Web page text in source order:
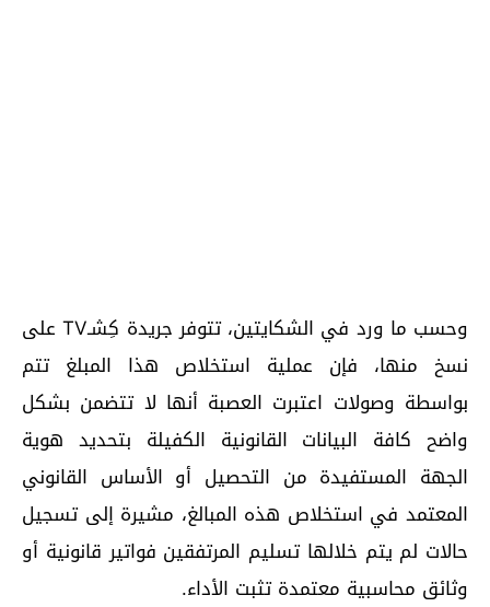
وحسب ما ورد في الشكايتين، تتوفر جريدة كِشـTV على
نسخ منها، فإن عملية استخلاص هذا المبلغ تتم
بواسطة وصولات اعتبرت العصبة أنها لا تتضمن بشكل
واضح كافة البيانات القانونية الكفيلة بتحديد هوية
الجهة المستفيدة من التحصيل أو الأساس القانوني
المعتمد في استخلاص هذه المبالغ، مشيرة إلى تسجيل
حالات لم يتم خلالها تسليم المرتفقين فواتير قانونية أو
وثائق محاسبية معتمدة تثبت الأداء.